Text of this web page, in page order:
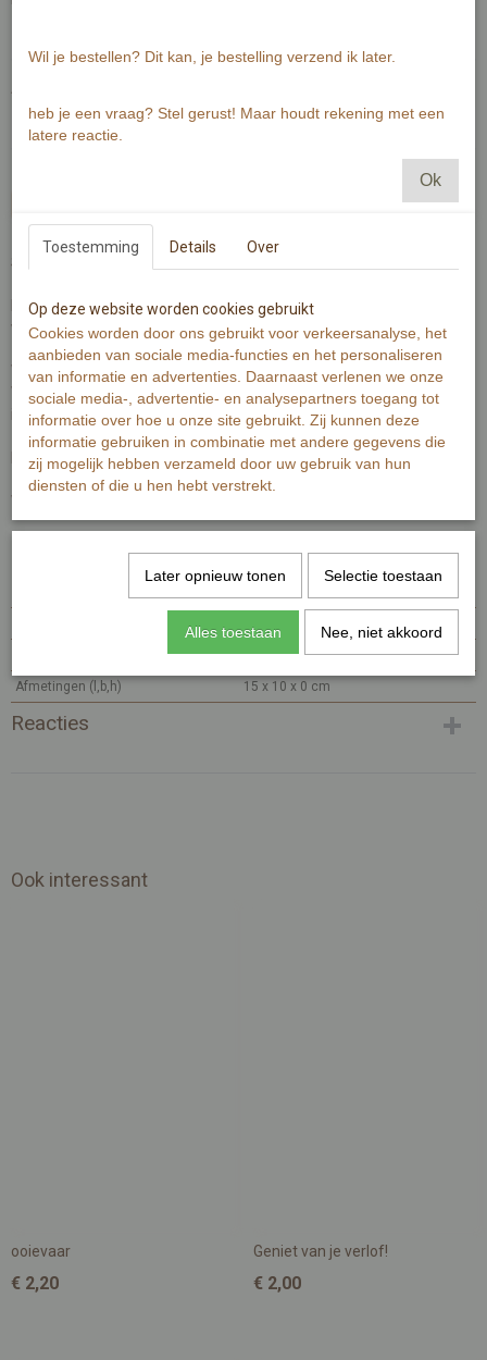
Samen in de jacuzzi met een vriendin, zus, tante, moeder..
Leuke wenskaart om te geven als dank voor een leuke saunadag of
wanneer je iemand de rust toewenst.
Wenskaart is gedrukt op 300 grams warmwit papier met structuur.
Wenskaart bevat rechte hoeken. Op de achterzijde is minimale
informatie van de kaart zichtbaar.
De Illustratie is gemaakt met aquarelverf en zwarte inkt.
Wenskaart bevat aan de voorzijde geen tekst.
7448121618675
MI314
Afmetingen (l,b,h) 15 x 10 x 0 cm
Reacties
Ook interessant
ooievaar
€ 2,20
Geniet van je verlof!
€ 2,00
Wil je bestellen? Dit kan, je bestelling verzend ik later.
heb je een vraag? Stel gerust! Maar houdt rekening met een
latere reactie.
Ok
Toestemming Details Over
Op deze website worden cookies gebruikt
Cookies worden door ons gebruikt voor verkeersanalyse, het
aanbieden van sociale media-functies en het personaliseren
van informatie en advertenties. Daarnaast verlenen we onze
sociale media-, advertentie- en analysepartners toegang tot
informatie over hoe u onze site gebruikt. Zij kunnen deze
informatie gebruiken in combinatie met andere gegevens die
zij mogelijk hebben verzameld door uw gebruik van hun
diensten of die u hen hebt verstrekt.
Later opnieuw tonen Selectie toestaan
Alles toestaan Nee, niet akkoord